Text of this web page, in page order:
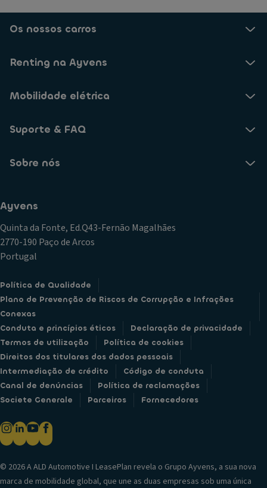
Os nossos carros
Renting na Ayvens
Mobilidade elétrica
Suporte & FAQ
Sobre nós
Ayvens
Quinta da Fonte, Ed.Q43-Fernão Magalhães
2770-190 Paço de Arcos
Portugal
Política de Qualidade
Plano de Prevenção de Riscos de Corrupção e Infrações
Conexas
Conduta e princípios éticos
Declaração de privacidade
Termos de utilização
Política de cookies
Direitos dos titulares dos dados pessoais
Intermediação de crédito
Código de conduta
Canal de denúncias
Política de reclamações
Societe Generale
Parceiros Fornecedores
© 2026 A ALD Automotive I LeasePlan revela o Grupo Ayvens, a sua nova
marca de mobilidade global, que une as duas empresas sob uma única